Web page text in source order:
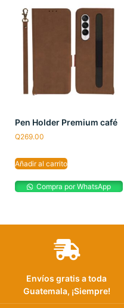
Pen Holder Premium café
Q269.00
Añadir al carrito
Compra por WhatsApp
Envíos gratis a toda
Guatemala, ¡Siempre!